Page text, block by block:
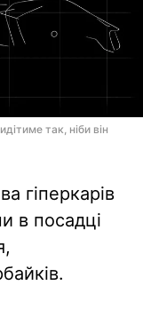
так, ніби він
гіперкарів
в посадці